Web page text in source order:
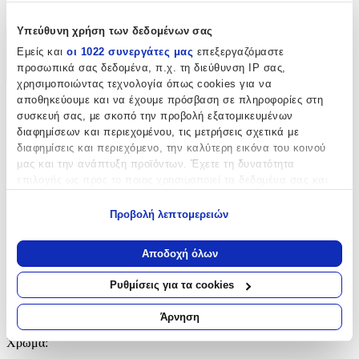
Υπεύθυνη χρήση των δεδομένων σας
Εμείς και οι 1022 συνεργάτες μας επεξεργαζόμαστε
προσωπικά σας δεδομένα, π.χ. τη διεύθυνση IP σας,
χρησιμοποιώντας τεχνολογία όπως cookies για να
αποθηκεύουμε και να έχουμε πρόσβαση σε πληροφορίες στη
συσκευή σας, με σκοπό την προβολή εξατομικευμένων
διαφημίσεων και περιεχομένου, τις μετρήσεις σχετικά με
διαφημίσεις και περιεχόμενο, την καλύτερη εικόνα του κοινού
μας και την ανάπτυξη προϊόντων. Έχετε τη δυνατότητα
Να συλλέξουμε πληροφορίες σχετικά με τη γεωγραφική
σας τοποθεσία, οι οποίες μπορεί να είναι ακριβείς σε
απόσταση μερικών μέτρων
Να αναγνωρίσουμε τη συσκευή σας σαρώνοντας ενεργά
για συγκεκριμένα χαρακτηριστικά (δακτυλικό αποτύπωμα)
Μάθετε περισσότερα σχετικά με τον τρόπο επεξεργασίας των
προσωπικών σας δεδομένων και καθορίστε τις προτιμήσεις σας
Προβολή λεπτομερειών
Αποδοχή όλων
Ρυθμίσεις για τα cookies
Άρνηση
cm
Χαρακτηριστικά
+
Χαρακτηριστικά
Κατασκευαστής:
Saray Home
Χρώμα: